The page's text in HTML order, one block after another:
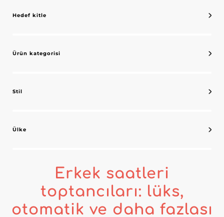
Hedef kitle
Ürün kategorisi
Stil
Ülke
Erkek saatleri
toptancıları: lüks,
otomatik ve daha fazlası